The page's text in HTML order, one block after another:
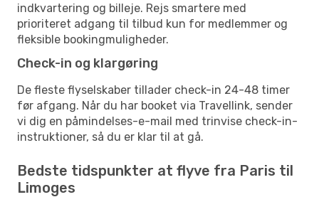
indkvartering og billeje. Rejs smartere med
prioriteret adgang til tilbud kun for medlemmer og
fleksible bookingmuligheder.
Check-in og klargøring
De fleste flyselskaber tillader check-in 24-48 timer
før afgang. Når du har booket via Travellink, sender
vi dig en påmindelses-e-mail med trinvise check-in-
instruktioner, så du er klar til at gå.
Bedste tidspunkter at flyve fra Paris til
Limoges